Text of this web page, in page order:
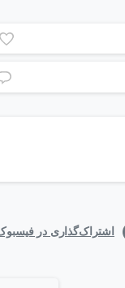
اشتراک‌گذاری در